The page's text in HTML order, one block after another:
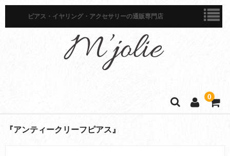
ピアス・イヤリング・アクセサリーの通販専門店
0
ホーム
『アンティークリーフピアス』